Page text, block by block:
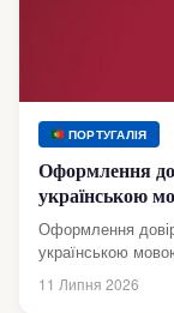
ПОРТУГАЛІЯ
Оформлення
українською
Оформлення
українською
використання в
11 Липня 2026